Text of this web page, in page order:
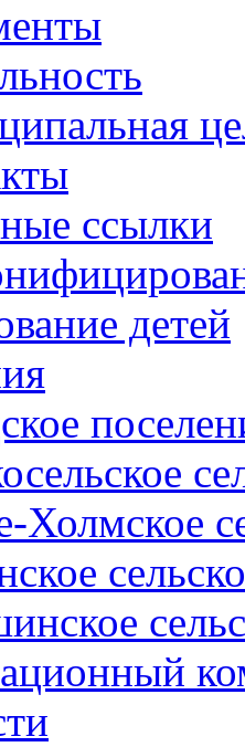
ссылки
детей
Холмское